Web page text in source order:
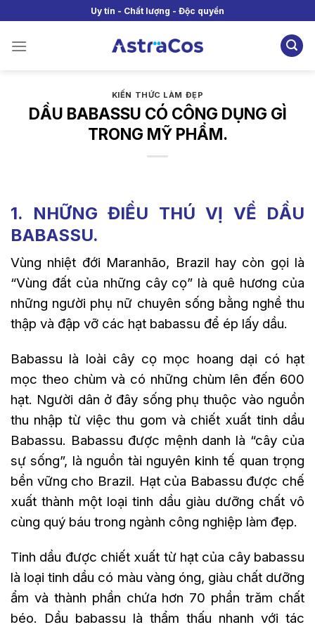
to
content
Uy tín - Chất lượng - Độc quyền
KIẾN THỨC LÀM ĐẸP
DẦU BABASSU CÓ CÔNG DỤNG GÌ
TRONG MỸ PHẨM.
1. NHỮNG ĐIỀU THÚ VỊ VỀ DẦU
BABASSU.
Vùng nhiệt đới Maranhão, Brazil hay còn gọi là
“Vùng đất của những cây cọ” là quê hương của
những người phụ nữ chuyên sống bằng nghề thu
thập và đập vỡ các hạt babassu để ép lấy dầu.
Babassu là loài cây cọ mọc hoang dại có hạt
mọc theo chùm và có những chùm lên đến 600
hạt. Người dân ở đây sống phụ thuộc vào nguồn
thu nhập từ việc thu gom và chiết xuất tinh dầu
Babassu. Babassu được mệnh danh là “cây của
sự sống”, là nguồn tài nguyên kinh tế quan trọng
bền vững cho Brazil. Hạt của Babassu được chế
xuất thành một loại tinh dầu giàu dưỡng chất vô
cùng quý báu trong ngành công nghiệp làm đẹp.
Tinh dầu được chiết xuất từ hạt của cây babassu
là loại tinh dầu có màu vàng óng, giàu chất dưỡng
ẩm và thành phần chứa hơn 70 phần trăm chất
béo. Dầu babassu là thẩm thấu nhanh với tác